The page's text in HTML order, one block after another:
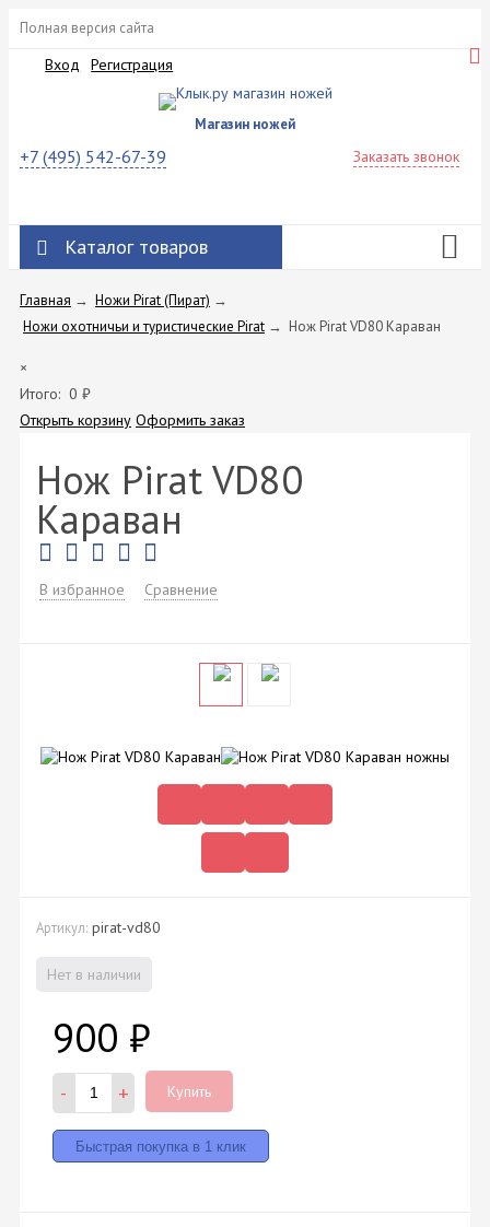
Полная версия сайта
Вход Регистрация
Магазин ножей
+7 (495) 542-67-39 Заказать звонок
Каталог товаров
Главная → Ножи Pirat (Пират) →
Ножи охотничьи и туристические Pirat → Нож Pirat VD80 Караван
×
Итого: 0 ₽
Открыть корзину Оформить заказ
Нож Pirat VD80
Караван
В избранное Сравнение
Артикул: pirat-vd80
Нет в наличии
900 ₽
- + Купить